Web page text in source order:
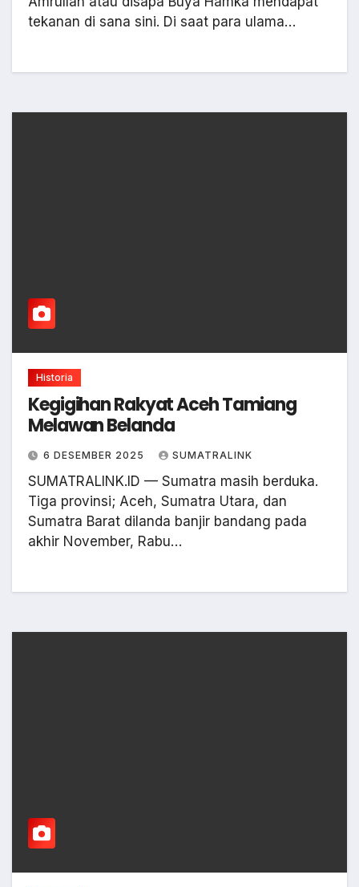
tekanan di sana sini. Di saat para ulama…
Historia
Kegigihan Rakyat Aceh Tamiang
Melawan Belanda
6 DESEMBER 2025 SUMATRALINK
SUMATRALINK.ID — Sumatra masih berduka.
Tiga provinsi; Aceh, Sumatra Utara, dan
Sumatra Barat dilanda banjir bandang pada
akhir November, Rabu…